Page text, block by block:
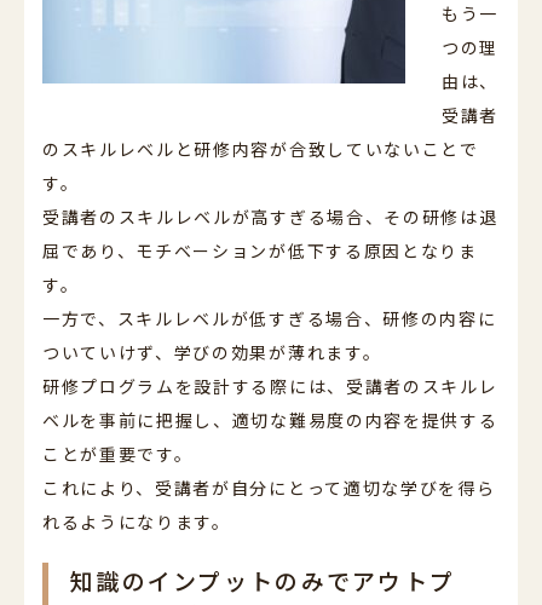
もう一
つの理
由は、
受講者
のスキルレベルと研修内容が合致していないことで
す。
受講者のスキルレベルが高すぎる場合、その研修は退
屈であり、モチベーションが低下する原因となりま
す。
一方で、スキルレベルが低すぎる場合、研修の内容に
ついていけず、学びの効果が薄れます。
研修プログラムを設計する際には、受講者のスキルレ
ベルを事前に把握し、適切な難易度の内容を提供する
ことが重要です。
これにより、受講者が自分にとって適切な学びを得ら
れるようになります。
知識のインプットのみでアウトプ